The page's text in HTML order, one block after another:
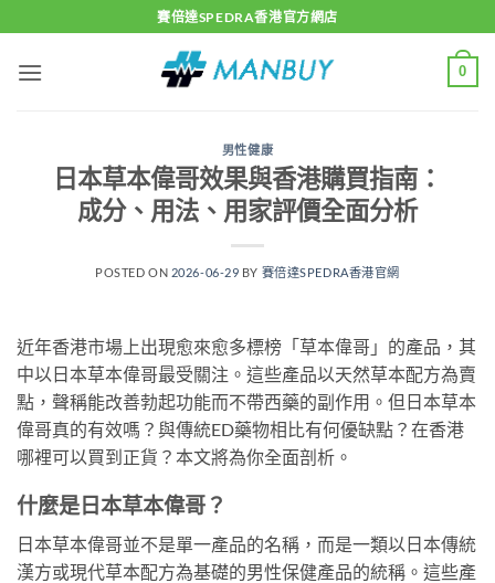
to
content
賽倍達SPEDRA香港官方網店
0
男性健康
日本草本偉哥效果與香港購買指南：
成分、用法、用家評價全面分析
POSTED ON 2026-06-29 BY 賽倍達SPEDRA香港官網
近年香港市場上出現愈來愈多標榜「草本偉哥」的產品，其
中以日本草本偉哥最受關注。這些產品以天然草本配方為賣
點，聲稱能改善勃起功能而不帶西藥的副作用。但日本草本
偉哥真的有效嗎？與傳統ED藥物相比有何優缺點？在香港
哪裡可以買到正貨？本文將為你全面剖析。
什麼是日本草本偉哥？
日本草本偉哥並不是單一產品的名稱，而是一類以日本傳統
漢方或現代草本配方為基礎的男性保健產品的統稱。這些產